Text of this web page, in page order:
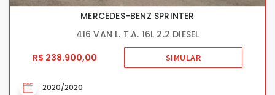
MERCEDES-BENZ SPRINTER
416 VAN L. T.A. 16L 2.2 DIESEL
R$ 238.900,00
SIMULAR
2020/2020